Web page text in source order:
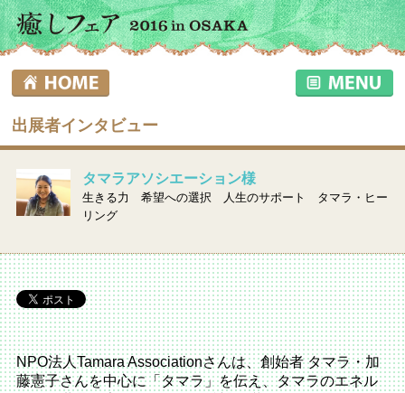
出展者インタビュー
タマラアソシエーション様
生きる力 希望への選択 人生のサポート タマラ・ヒー
リング
NPO法人Tamara Associationさんは、創始者 タマラ・加
藤憲子さんを中心に「タマラ」を伝え、タマラのエネル